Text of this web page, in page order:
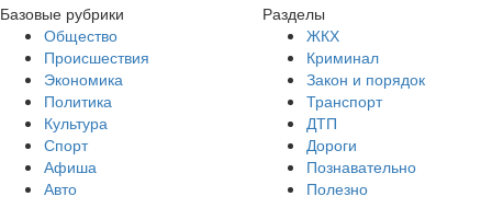
Базовые рубрики
Общество
Происшествия
Экономика
Политика
Культура
Спорт
Афиша
Авто
Разделы
ЖКХ
Криминал
Закон и порядок
Транспорт
ДТП
Дороги
Познавательно
Полезно